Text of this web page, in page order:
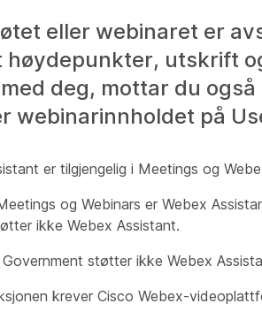
eller webinaret er
høydepunkter, utskrift
deg, mottar du
webinarinnholdet på
er tilgjengelig i Meetings og
og Webinars er Webex
ikke Webex Assistant.
støtter ikke Webex
krever Cisco Webex-